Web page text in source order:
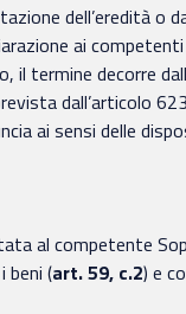
dell’eredità o
ai
il termine decorre
dall’articolo
ai sensi delle
al competente
beni (art. 59, c.2) e